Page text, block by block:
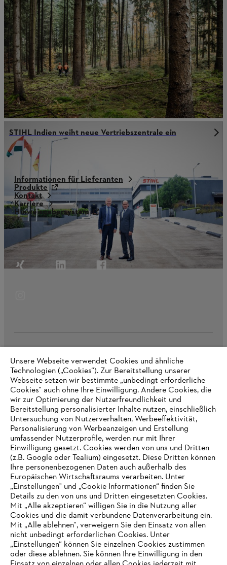
STIHL Indien weiht neue Vertriebszentrale ein
Informationen für Lieferanten
Produkte
Kontakt
Karriere
Hinweisgebersystem
AUSZEICHNUNGEN
ImpressumDatenschutz Cookie InformationenAGB
ANDREAS STIHL AG & Co. KG ©2022
Unsere Webseite verwendet Cookies und ähnliche
Technologien („Cookies“). Zur Bereitstellung unserer
Webseite setzen wir bestimmte „unbedingt erforderliche
Cookies" auch ohne Ihre Einwilligung. Andere Cookies, die
wir zur Optimierung der Nutzerfreundlichkeit und
Bereitstellung personalisierter Inhalte nutzen, einschließlich
Untersuchung von Nutzerverhalten, Werbeeffektivität,
Personalisierung von Werbeanzeigen und Erstellung
umfassender Nutzerprofile, werden nur mit Ihrer
Einwilligung gesetzt. Cookies werden von uns und Dritten
(z.B. Google oder Tealium) eingesetzt. Diese Dritten können
Ihre personenbezogenen Daten auch außerhalb des
Europäischen Wirtschaftsraums verarbeiten. Unter
„Einstellungen" und „Cookie Informationen“ finden Sie
Details zu den von uns und Dritten eingesetzten Cookies.
Mit „Alle akzeptieren“ willigen Sie in die Nutzung aller
Cookies und die damit verbundene Datenverarbeitung ein.
Mit „Alle ablehnen“, verweigern Sie den Einsatz von allen
nicht unbedingt erforderlichen Cookies. Unter
„Einstellungen“ können Sie einzelnen Cookies zustimmen
oder diese ablehnen. Sie können Ihre Einwilligung in den